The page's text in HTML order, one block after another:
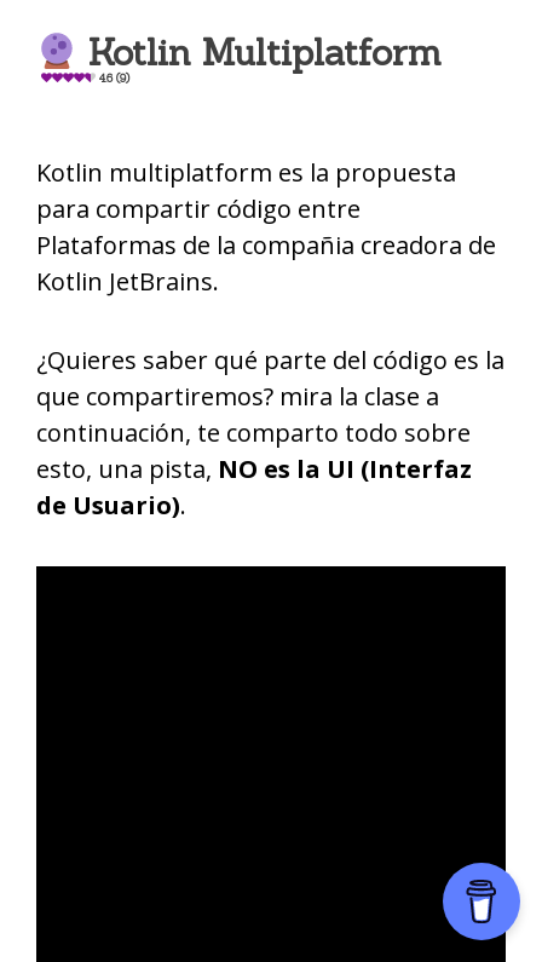
Kotlin Multiplatform
4.6 (9)
Kotlin multiplatform es la propuesta
para compartir código entre
Plataformas de la compañia creadora de
Kotlin JetBrains.
¿Quieres saber qué parte del código es la
que compartiremos? mira la clase a
continuación, te comparto todo sobre
esto, una pista, NO es la UI (Interfaz
de Usuario).